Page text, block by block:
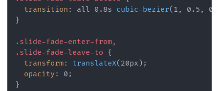
transition : all 0.8s cubic-bezier( 1 , 0.5 ,
}
.slide-fade-enter-from,
.slide-fade-leave-to {
transform: translateX( 20px ) ;
opacity : 0 ;
}